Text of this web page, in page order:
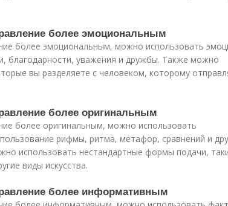
более эмоциональным
более эмоциональным, можно использовать
благодарности, уважения и дружбы. Также можно
вы разделяете с человеком, которому
более оригинальным
более оригинальным, можно использовать
рифмы, ритма, метафор, сравнений и
использовать нестандартные формы подачи,
виды искусства.
более информативным